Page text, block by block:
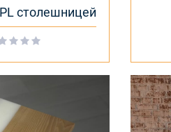
столешницей